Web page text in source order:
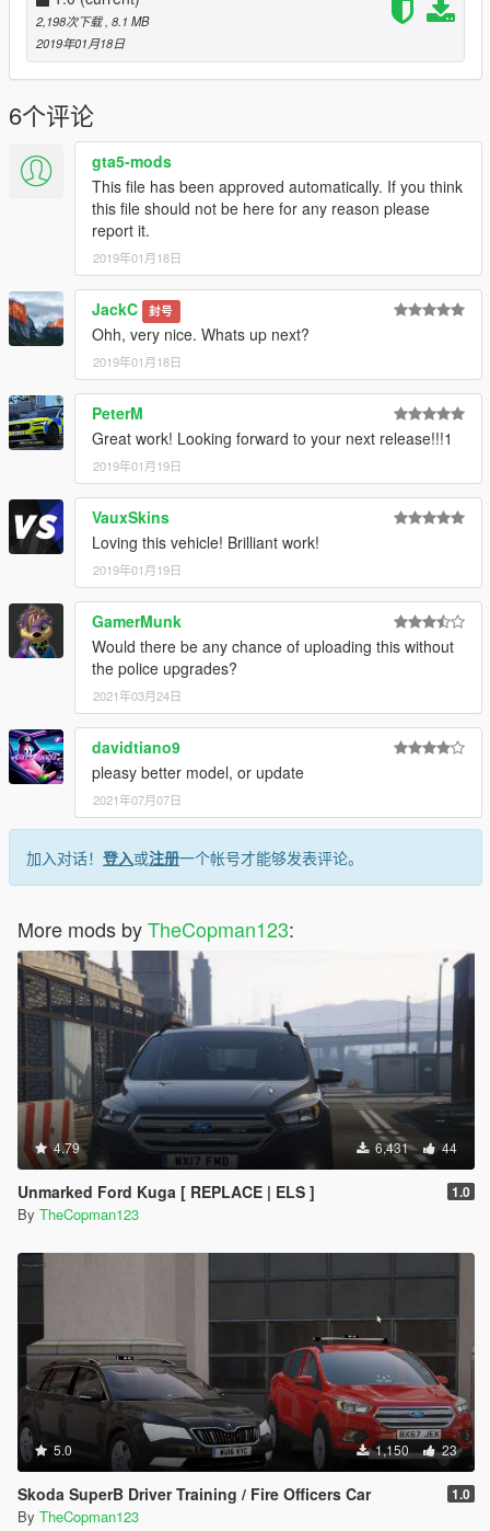
2,198次下载, 8.1 MB
2019年01月18日
6个评论
gta5-mods
This file has been approved automatically. If you think
this file should not be here for any reason please
report it.
2019年01月18日
JackC 封号
Ohh, very nice. Whats up next?
2019年01月18日
PeterM
Great work! Looking forward to your next release!!!1
2019年01月19日
VauxSkins
Loving this vehicle! Brilliant work!
2019年01月19日
GamerMunk
Would there be any chance of uploading this without
the police upgrades?
2021年03月24日
davidtiano9
pleasy better model, or update
2021年07月07日
加入对话！ 登入或注册一个帐号才能够发表评论。
More mods byTheCopman123:
4.79 6,431 44
Unmarked Ford Kuga [ REPLACE | ELS ] 1.0
By TheCopman123
5.0 1,150 23
Skoda SuperB Driver Training / Fire Officers Car 1.0
By TheCopman123